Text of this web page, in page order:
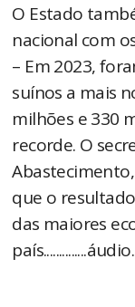
O Estado
nacional com
– Em 2023,
suínos a mais
milhões e 330
recorde. O
que o
das maiores